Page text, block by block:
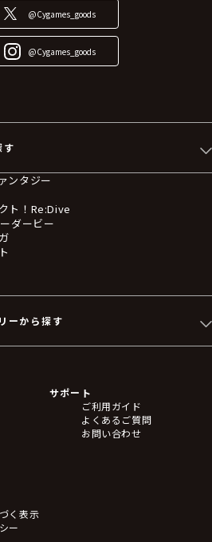
@Cygames_goods
@Cygames_goods
す
ンタジー
ト！Re:Dive
ダービー
ーから探す
トラップ
ル・カード
スター
サポート
ご利用ガイド
よくあるご質問
お問い合わせ
く表示
ー